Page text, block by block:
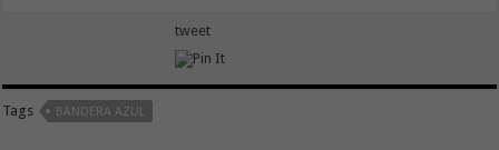
tweet
Tags BANDERA AZUL